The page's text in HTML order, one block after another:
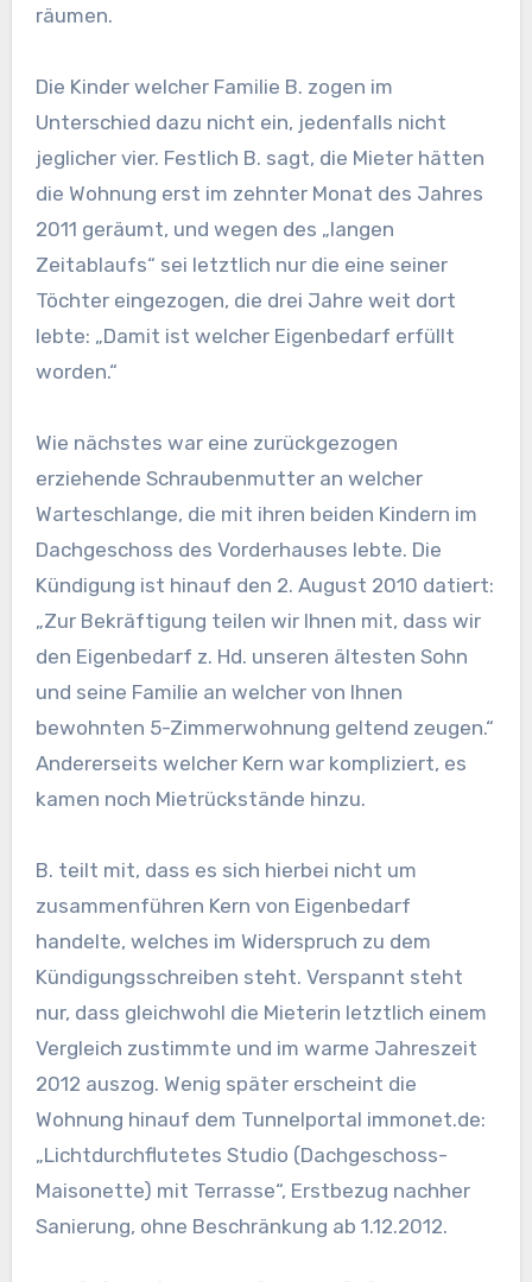
räumen.
Die Kinder welcher Familie B. zogen im
Unterschied dazu nicht ein, jedenfalls nicht
jeglicher vier. Festlich B. sagt, die Mieter hätten
die Wohnung erst im zehnter Monat des Jahres
2011 geräumt, und wegen des „langen
Zeitablaufs“ sei letztlich nur die eine seiner
Töchter eingezogen, die drei Jahre weit dort
lebte: „Damit ist welcher Eigenbedarf erfüllt
worden.“
Wie nächstes war eine zurückgezogen
erziehende Schraubenmutter an welcher
Warteschlange, die mit ihren beiden Kindern im
Dachgeschoss des Vorderhauses lebte. Die
Kündigung ist hinauf den 2. August 2010 datiert:
„Zur Bekräftigung teilen wir Ihnen mit, dass wir
den Eigenbedarf z. Hd. unseren ältesten Sohn
und seine Familie an welcher von Ihnen
bewohnten 5-Zimmerwohnung geltend zeugen.“
Andererseits welcher Kern war kompliziert, es
kamen noch Mietrückstände hinzu.
B. teilt mit, dass es sich hierbei nicht um
zusammenführen Kern von Eigenbedarf
handelte, welches im Widerspruch zu dem
Kündigungsschreiben steht. Verspannt steht
nur, dass gleichwohl die Mieterin letztlich einem
Vergleich zustimmte und im warme Jahreszeit
2012 auszog. Wenig später erscheint die
Wohnung hinauf dem Tunnelportal immonet.de:
„Lichtdurchflutetes Studio (Dachgeschoss-
Maisonette) mit Terrasse“, Erstbezug nachher
Sanierung, ohne Beschränkung ab 1.12.2012.